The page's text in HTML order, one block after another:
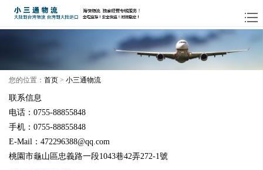
您的位置： 首页 > 小三通物流
联系信息
电话：0755-88855848
手机：0755-88855848
E-Mail：472296388@qq.com
桃園市龜山區忠義路一段1043巷42弄272-1號